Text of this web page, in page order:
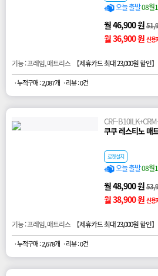
오늘 출발08월
월 46,900 원
월 36,900 원 신용
기능 : 프레임, 매트리스 【제휴카드 최대 23,000원 할인】
· 누적구매 : 2,087개 · 리뷰 : 0건
CRF-
쿠쿠 레스티노 매
로켓설치
오늘 출발08월
월 48,900 원
월 38,900 원 신용
기능 : 프레임, 매트리스 【제휴카드 최대 23,000원 할인】
· 누적구매 : 2,678개 · 리뷰 : 0건